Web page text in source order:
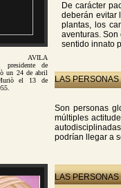
AVILA
presidente de
un 24 de abril
el 13 de
De carácter
deberán evitar
plantas, los
aventuras.
sentido innato
LAS
Son personas
múltiples
podrían llegar a
LAS